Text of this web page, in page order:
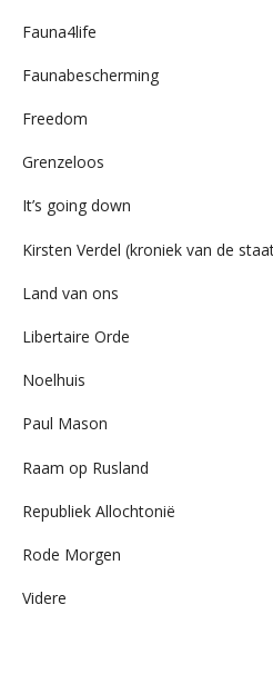
Fauna4life
Faunabescherming
Freedom
Grenzeloos
It’s going down
Kirsten Verdel (kroniek van de
Land van ons
Libertaire Orde
Noelhuis
Paul Mason
Raam op Rusland
Republiek Allochtonië
Rode Morgen
Videre